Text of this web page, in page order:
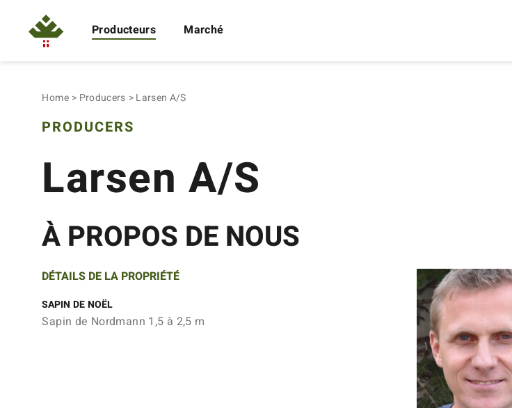
Producteurs Marché
Home Producers Larsen A/S
PRODUCERS
Larsen A/S
À PROPOS DE NOUS
DÉTAILS DE LA PROPRIÉTÉ
SAPIN DE NOËL
Sapin de Nordmann 1,5 à 2,5 m